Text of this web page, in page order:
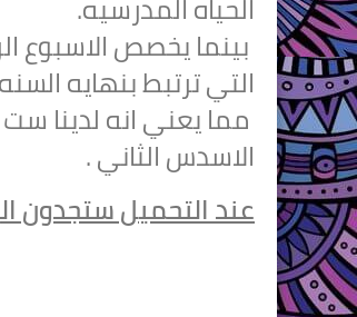
بينما يخصص الاسبوع
التي ترتبط بنهايه
مما يعني انه لدينا
الاسدس الثاني .
عند التحميل ستجدون